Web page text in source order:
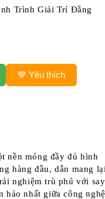
Trình Giải Trí Đẳng
💙 Yêu thích
nền móng đầy đủ hình
hàng đầu, dẫn mang
nghiệm trù phú với say
hảo nhất giữa công nghệ